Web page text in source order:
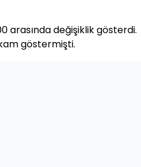
arasında değişiklik gösterdi.
göstermişti.